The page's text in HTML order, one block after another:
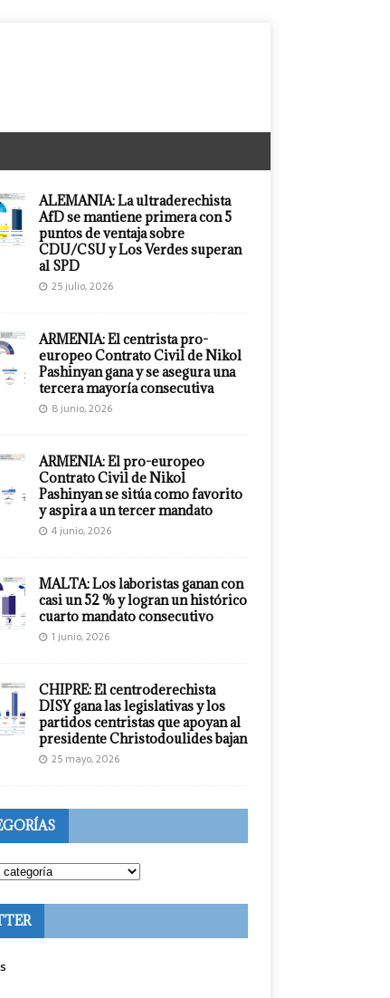
ALEMANIA: La ultraderechista
AfD se mantiene primera con 5
puntos de ventaja sobre
CDU/CSU y Los Verdes superan
al SPD
25 julio, 2026
ARMENIA: El centrista pro-
europeo Contrato Civil de Nikol
Pashinyan gana y se asegura una
tercera mayoría consecutiva
8 junio, 2026
ARMENIA: El pro-europeo
Contrato Civil de Nikol
Pashinyan se sitúa como favorito
y aspira a un tercer mandato
4 junio, 2026
MALTA: Los laboristas ganan con
casi un 52 % y logran un histórico
cuarto mandato consecutivo
1 junio, 2026
CHIPRE: El centroderechista
DISY gana las legislativas y los
partidos centristas que apoyan al
presidente Christodoulides bajan
25 mayo, 2026